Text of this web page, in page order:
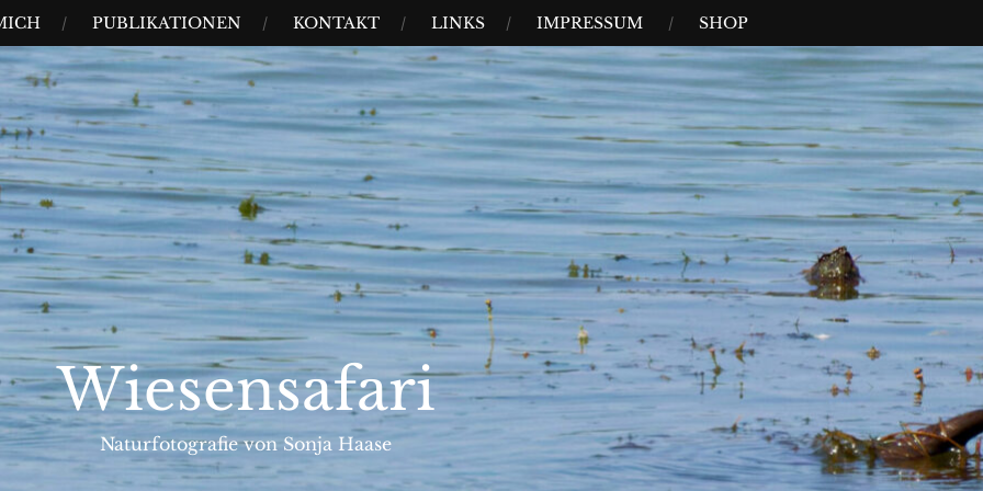
PUBLIKATIONEN KONTAKT LINKS IMPRESSUM SHOP
Wiesensafari
Naturfotografie von Sonja Haase